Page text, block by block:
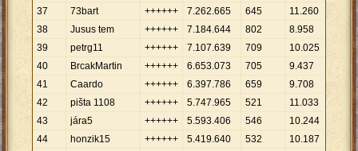
37
73bart ++++++ 7.262.665 645 11.260
38
Jusus tem ++++++ 7.184.644 802 8.958
39
petrg11 ++++++ 7.107.639 709 10.025
40
BrcakMartin ++++++ 6.653.073 705 9.437
41
Caardo ++++++ 6.397.786 659 9.708
42
pišta 1108 ++++++ 5.747.965 521 11.033
43
jára5 ++++++ 5.593.406 546 10.244
44
honzik15 ++++++ 5.419.640 532 10.187